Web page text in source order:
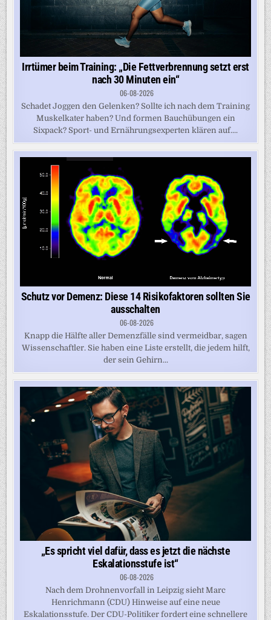
Irrtümer beim Training: „Die Fettverbrennung setzt erst
nach 30 Minuten ein“
06-08-2026
Schadet Joggen den Gelenken? Sollte ich nach dem Training
Muskelkater haben? Und formen Bauchübungen ein
Sixpack? Sport- und Ernährungsexperten klären auf....
Schutz vor Demenz: Diese 14 Risikofaktoren sollten Sie
ausschalten
06-08-2026
Knapp die Hälfte aller Demenzfälle sind vermeidbar, sagen
Wissenschaftler. Sie haben eine Liste erstellt, die jedem hilft,
der sein Gehirn...
„Es spricht viel dafür, dass es jetzt die nächste
Eskalationsstufe ist“
06-08-2026
Nach dem Drohnenvorfall in Leipzig sieht Marc
Henrichmann (CDU) Hinweise auf eine neue
Eskalationsstufe. Der CDU-Politiker fordert eine schnellere